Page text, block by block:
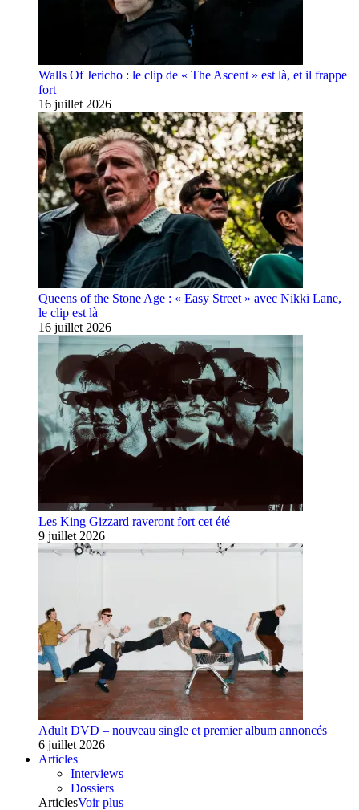
Walls Of Jericho : le clip de « The Ascent » est là, et il frappe
fort
16 juillet 2026
Queens of the Stone Age : « Easy Street » avec Nikki Lane,
le clip est là
16 juillet 2026
Les King Gizzard raveront fort cet été
9 juillet 2026
Adult DVD – nouveau single et premier album annoncés
6 juillet 2026
Articles
Interviews
Dossiers
ArticlesVoir plus